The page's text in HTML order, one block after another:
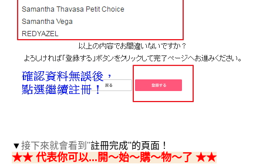
▼接下來就會看到''註冊完成''的頁面！
★★ 代表你可以...開～始～購～物～了 ★★